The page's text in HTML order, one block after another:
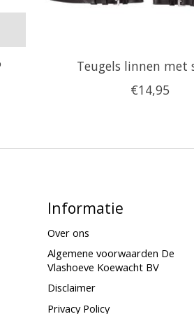
Teugels linnen met
€14,95
Informatie
Over ons
Algemene voorwaarden De
Vlashoeve Koewacht BV
Disclaimer
Privacy Policy